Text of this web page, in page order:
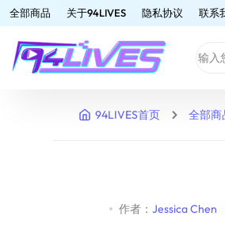
全部商品 关于94LIVES 隐私协议 联系
94LIVES首页 全部商
作者： Jessica Chen